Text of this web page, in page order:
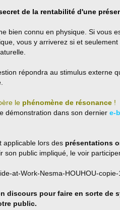
de la rentabilité d'une
bien connu en physique. Si vous
vous y arriverez si et
répondra au stimulus externe
le phénomène de résonance !
démonstration dans son dernier e-
applicable lors des présentations
son public impliqué, le voir
discours pour faire en sorte de
public.